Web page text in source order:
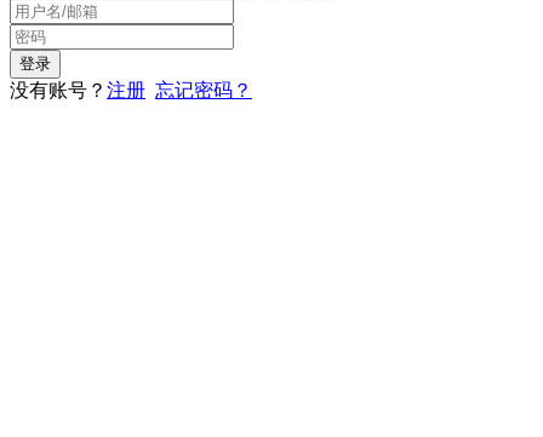
没有账号？ 注册 忘记密码？